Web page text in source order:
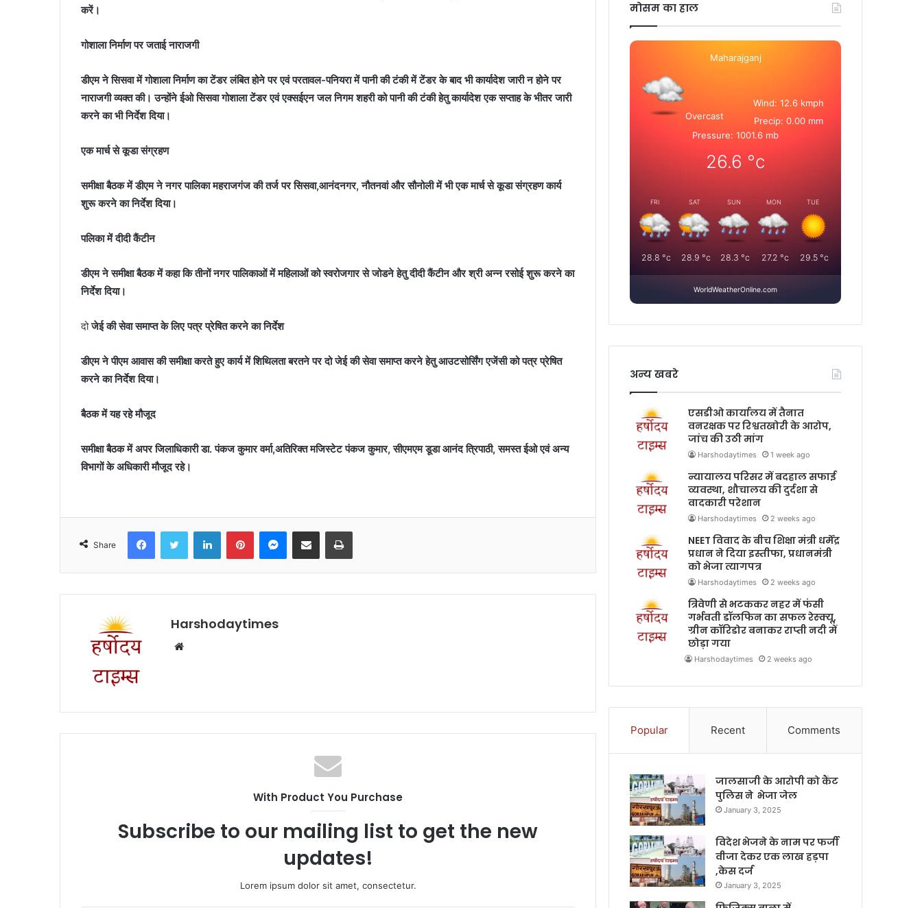
करें।
गोशाला निर्माण पर जताई नाराजगी
डीएम ने सिसवा में गोशाला निर्माण का टेंडर लंबित होने पर एवं परतावल-पनियरा में पानी की टंकी में टेंडर के बाद भी कार्यादेश जारी न होने पर
नाराजगी व्यक्त की। उन्होंने ईओ सिसवा गोशाला टेंडर एवं एक्सईएन जल निगम शहरी को पानी की टंकी हेतु कार्यादेश एक सप्ताह के भीतर जारी
करने का भी निर्देश दिया।
एक मार्च से कूडा संग्रहण
समीक्षा बैठक में डीएम ने नगर पालिका महराजगंज की तर्ज पर सिसवा,आनंदनगर, नौतनवां और सौनोली में भी एक मार्च से कूडा संग्रहण कार्य
शुरू करने का निर्देश दिया।
पलिका में दीदी कैंटीन
डीएम ने समीक्षा बैठक में कहा कि तीनों नगर पालिकाओं में महिलाओं को स्वरोजगार से जोडने हेतु दीदी कैंटीन और श्री अन्न रसोई शुरू करने का
निर्देश दिया।
दोजेई की सेवा समाप्त के लिए पत्र प्रेषित करने का निर्देश
डीएम ने पीएम आवास की समीक्षा करते हुए कार्य में शिथिलता बरतने पर दो जेई की सेवा समाप्त करने हेतु आउटसोर्सिंग एजेंसी को पत्र प्रेषित
करने का निर्देश दिया।
बैठक में यह रहे मौजूद
समीक्षा बैठक में अपर जिलाधिकारी डा. पंकज कुमार वर्मा,अतिरिक्त मजिस्टेट पंकज कुमार, सीएमएम डूडा आनंद त्रिपाठी, समस्त ईओ एवं अन्य
विभागों के अधिकारी मौजूद रहे।
Share
FacebookTwitter LinkedInPinterestMessenger
Share via Email Print
Harshodaytimes
Website
With Product You Purchase
Subscribe to our mailing list to get the new
updates!
Lorem ipsum dolor sit amet, consectetur.
मोसम का हाल
Maharajganj
Overcast
Wind: 12.6 kmph
Precip: 0.00 mm
Pressure: 1001.6 mb
26.6 °c
FRI
28.8 °c
SAT
28.9 °c
SUN
28.3 °c
MON
27.2 °c
TUE
29.5 °c
WorldWeatherOnline.com
अन्य खबरे
एसडीओ कार्यालय में तैनात
वनरक्षक पर रिश्वतखोरी के आरोप,
जांच की उठी मांग
Harshodaytimes 1 week ago
न्यायालय परिसर में बदहाल सफाई
व्यवस्था, शौचालय की दुर्दशा से
वादकारी परेशान
Harshodaytimes 2 weeks ago
NEET विवाद के बीच शिक्षा मंत्री धर्मेंद्र
प्रधान ने दिया इस्तीफा, प्रधानमंत्री
को भेजा त्यागपत्र
Harshodaytimes 2 weeks ago
त्रिवेणी से भटककर नहर में फंसी
गर्भवती डॉलफिन का सफल रेस्क्यू,
ग्रीन कॉरिडोर बनाकर राप्ती नदी में
छोड़ा गया
Harshodaytimes 2 weeks ago
Popular Recent Comments
जालसाजी के आरोपी को कैंट
पुलिस ने भेजा जेल
January 3, 2025
विदेश भेजने के नाम पर फर्जी
वीजा देकर एक लाख हड़पा
,केस दर्ज
January 3, 2025